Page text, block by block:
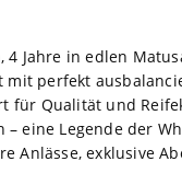
4 Jahre in edlen
mit perfekt
für Qualität und
– eine Legende der
Anlässe, exklusive